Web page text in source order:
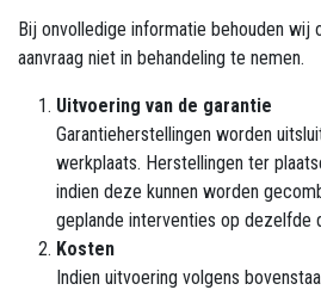
Bij onvolledige informatie behouden wij
aanvraag niet in behandeling te nemen.
Uitvoering van de garantie
Garantieherstellingen worden
werkplaats. Herstellingen ter
indien deze kunnen worden
geplande interventies op dezelfde
Kosten
Indien uitvoering volgens